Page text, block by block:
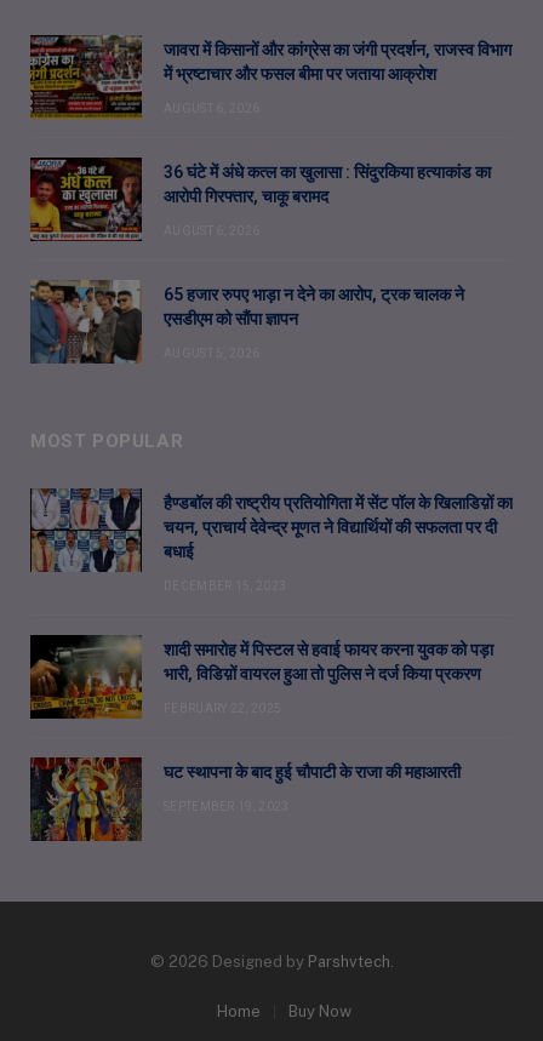
जावरा में किसानों और कांग्रेस का जंगी प्रदर्शन, राजस्व विभाग
में भ्रष्टाचार और फसल बीमा पर जताया आक्रोश
36 घंटे में अंधे कत्ल का खुलासा : सिंदुरकिया हत्याकांड का
आरोपी गिरफ्तार, चाकू बरामद
65 हजार रुपए भाड़ा न देने का आरोप, ट्रक चालक ने
एसडीएम को सौंपा ज्ञापन
MOST POPULAR
हैण्डबॉल की राष्ट्रीय प्रतियोगिता में सेंट पॉल के खिलाडिय़ों का
चयन, प्राचार्य देवेन्द्र मूणत ने विद्यार्थियों की सफलता पर दी
बधाई
शादी समारोह में पिस्टल से हवाई फायर करना युवक को पड़ा
भारी, विडिय़ों वायरल हुआ तो पुलिस ने दर्ज किया प्रकरण
घट स्थापना के बाद हुई चौपाटी के राजा की महाआरती
© 2026 Designed by Parshvtech
Home Buy Now